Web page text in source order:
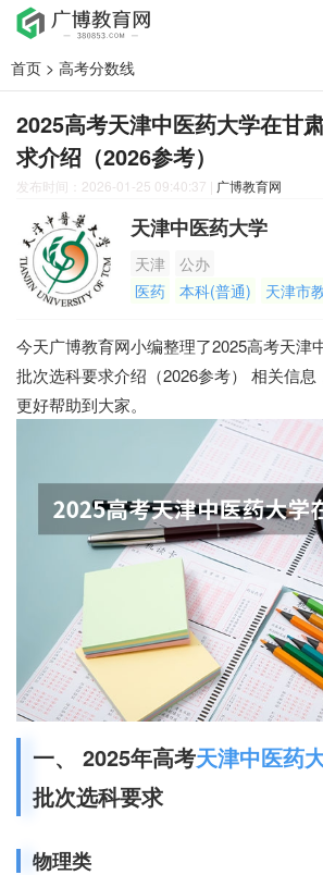
首页 > 高考分数线
2025高考天津中医药大学在甘
求介绍（2026参考）
发布时间：2026-01-25 09:40:37 | 广博教育网
天津中医药大学
天津
公办
医药
本科(普通) 天津市
今天广博教育网小编整理了2025高考天津
批次选科要求介绍（2026参考） 相关信
更好帮助到大家。
一、 2025年高考天津中医药
批次选科要求
物理类